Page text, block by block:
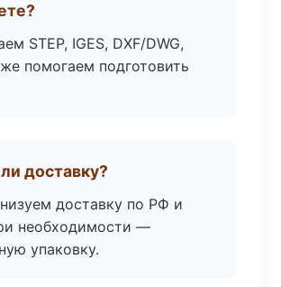
STEP, IGES, DXF/DWG,
помогаем подготовить
доставку?
доставку по РФ и
необходимости —
упаковку.